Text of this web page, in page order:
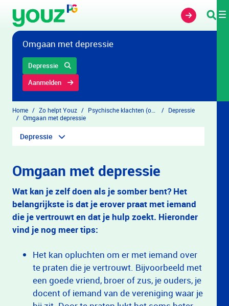
Overslaan en naar hoofdinhoud gaan
Omgaan met depressie
Depressie
Aanmelden
Home Zo helpt Youz
Depressie
Omgaan met depressie
Depressie
Omgaan met depressie
Wat kan je zelf doen als je somber bent? Het
belangrijkste is dat je erover praat met iemand
die je vertrouwt en dat je hulp zoekt. Hieronder
vind je nog meer tips:
Het kan opluchten om er met iemand over
te praten die je vertrouwt. Bijvoorbeeld met
een goede vriend, broer of zus, je ouders, je
docent of iemand van de vereniging waar je